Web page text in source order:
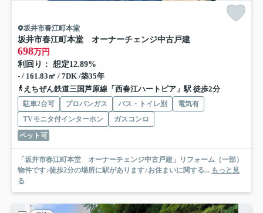
坂井市春江町本堂
坂井市春江町本堂 オーナーチェンジ中古戸建
698万円
利回り： 想定12.89%
- / 161.83㎡ / 7DK /築35年
えちぜん鉄道三国芦原線「西春江ハートピア」駅 徒歩2分
駐車2台可 プロパンガス バス・トイレ別
電気有
TVモニタ付インターホン
ガスコンロ
ペット可
「坂井市春江町本堂 オーナーチェンジ中古戸建」リフォーム（一部）
物件です♪徒歩2分の場所に駅があります♪お住まいに関する... もっと見
る